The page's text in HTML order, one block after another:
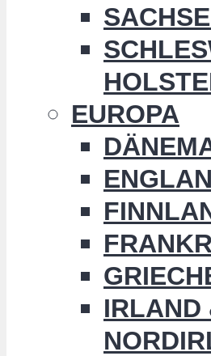
EUROPA
IRLAND